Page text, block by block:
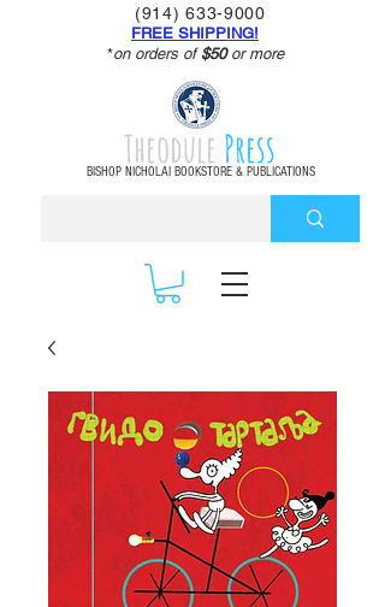
Theodule Press
BISHOP NICHOLAI BOOKSTORE & PUBLICATIONS
(914) 633-9000
FREE SHIPPING!
*on orders of$50or more